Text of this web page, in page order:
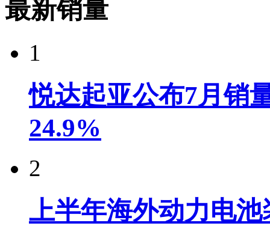
最新销量
1
悦达起亚公布7月销
24.9%
2
上半年海外动力电